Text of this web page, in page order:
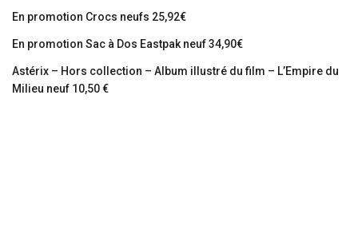
En promotion Crocs neufs 25,92€
En promotion Sac à Dos Eastpak neuf 34,90€
Astérix – Hors collection – Album illustré du film – L’Empire du
Milieu neuf 10,50 €